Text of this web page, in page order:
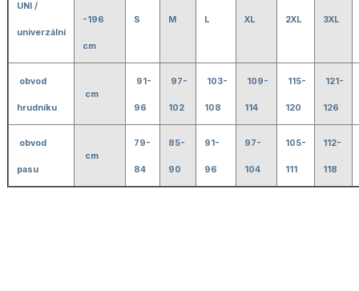
UNI /
univerzální
-196
cm
S M L XL 2XL 3XL
obvod
hrudníku
cm
91-
96
97-
102
103-
108
109-
114
115-
120
121-
126
obvod
pasu
cm
79-
84
85-
90
91-
96
97-
104
105-
111
112-
118